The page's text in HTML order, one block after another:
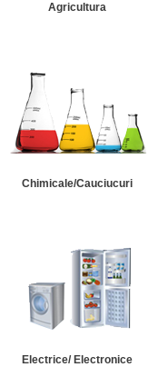
Agricultura
Chimicale/Cauciucuri
Electrice/ Electronice